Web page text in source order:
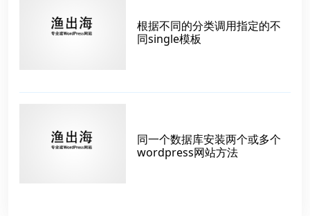
根据不同的分类调用指定的不
同single模板
同一个数据库安装两个或多个
wordpress网站方法